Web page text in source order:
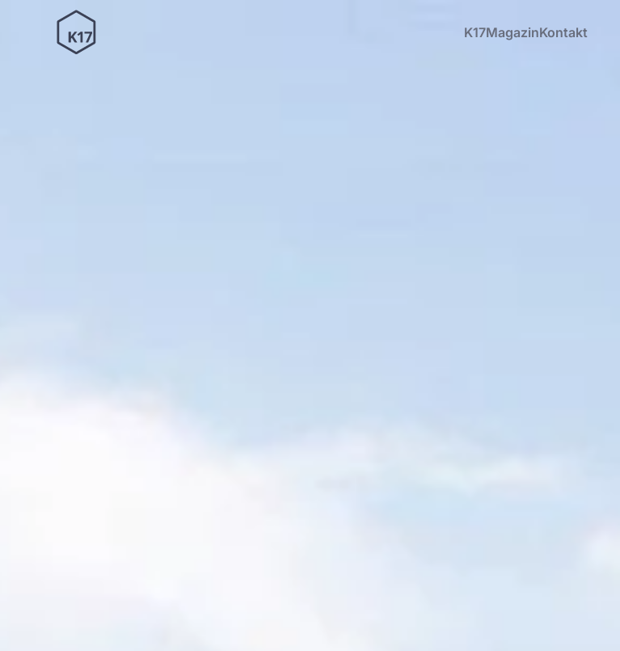
K17MagazinKontakt